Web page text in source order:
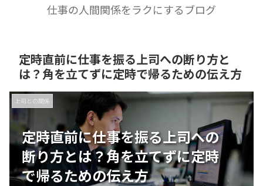
仕事の人間関係をラクにするブログ
定時直前に仕事を振る上司への断り方と
は？角を立てずに定時で帰るための伝え方
定時直前に仕事を振る上司への
断り方とは？角を立てずに定時
で帰るための伝え方
上司との関係